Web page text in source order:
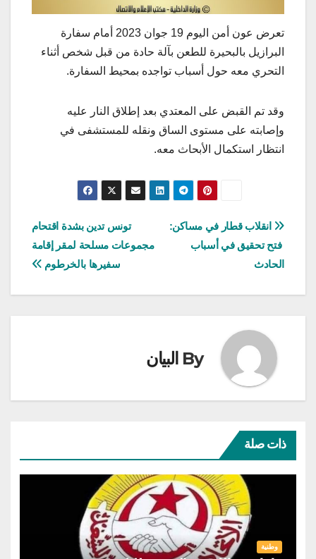
تعرض عون أمن اليوم 19 جوان 2023 أمام سفارة
البرازيل بالبحيرة للطعن بآلة حادة من قبل شخص أثناء
التحري معه حول أسباب تواجده بمحيط السفارة.
وقد تم القبض على المعتدي بعد إطلاق النار عليه
وإصابته على مستوى الساق ونقله للمستشفى في
انتظار استكمال الأبحاث معه.
تصفّح
المقالات
تونس تدين بشدة اقتحام
مجموعات مسلحة لمقر إقامة
سفيرها بالخرطوم
انقلاب قطار في مساكن:
فتح تحقيق في أسباب
الحادث
By البيان
ذات صلة
وطنية